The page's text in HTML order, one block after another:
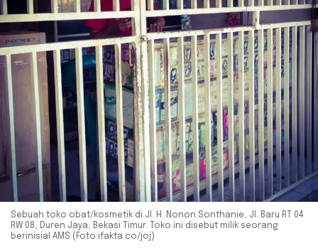
Sebuah toko obat/kosmetik di Jl. H. Nonon Sonthanie, Jl. Baru RT 04
RW 08, Duren Jaya, Bekasi Timur. Toko ini disebut milik seorang
berinisial AMS (Foto:ifakta.co/joj)